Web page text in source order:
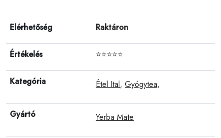
Elérhetőség Raktáron
Értékelés ⭐⭐⭐⭐⭐
Kategória Étel Ital, Gyógytea,
Gyártó Yerba Mate